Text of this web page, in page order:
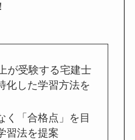
が受験する宅建士
化した学習方法を
く「合格点」を目
習法を提案